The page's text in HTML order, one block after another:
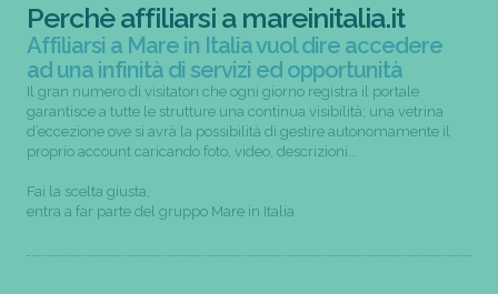
Perchè affiliarsi a mareinitalia.it
Affiliarsi a Mare in Italia vuol dire accedere
ad una infinità di servizi ed opportunità
Il gran numero di visitatori che ogni giorno registra il portale
garantisce a tutte le strutture una continua visibilità; una vetrina
d’eccezione ove si avrà la possibilità di gestire autonomamente il
proprio account caricando foto, video, descrizioni...
Fai la scelta giusta,
entra a far parte del gruppo Mare in Italia